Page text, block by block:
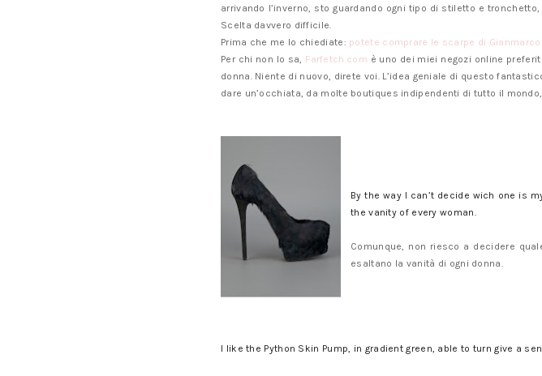
arrivando l’inverno, sto guardando ogni tipo di stiletto e
Scelta davvero difficile.
Prima che me lo chiediate: potete comprare le scarpe di
Per chi non lo sa, Farfetch.com è uno dei miei negozi online
donna. Niente di nuovo, direte voi. L’idea geniale di questo
dare un’occhiata, da molte boutiques indipendenti di tutto il
By the way I can’t decide wich one is
the vanity of every woman.
Comunque, non riesco a decidere
esaltano la vanità di ogni donna.
I like the Python Skin Pump, in gradient green, able to turn give a